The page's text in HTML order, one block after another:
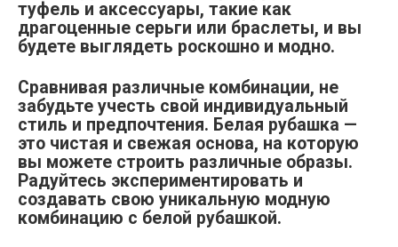
туфель и аксессуары, такие как
драгоценные серьги или браслеты, и вы
будете выглядеть роскошно и модно.
Сравнивая различные комбинации, не
забудьте учесть свой индивидуальный
стиль и предпочтения. Белая рубашка —
это чистая и свежая основа, на которую
вы можете строить различные образы.
Радуйтесь экспериментировать и
создавать свою уникальную модную
комбинацию с белой рубашкой.